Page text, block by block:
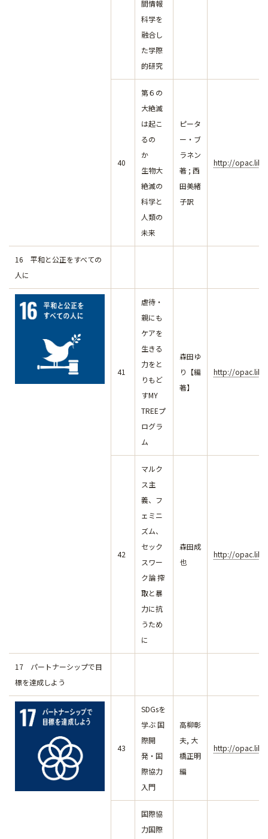
間情報
科学を
融合し
た学際
的研究
40
第６の
大絶滅
は起こ
るの
か
生物大
絶滅の
科学と
人類の
未来
ピータ
ー・ブ
ラネン
著 ; 西
田美緒
子訳
http://
16 平和と公正をすべての
人に
41
虐待・
親にも
ケアを
生きる
力をと
りもど
すMY
TREEプ
ログラ
ム
森田ゆ
り【編
著】
http://
42
マルク
ス主
義、フ
ェミニ
ズム、
セック
スワー
ク論 搾
取と暴
力に抗
うため
に
森田成
也
http://
17 パートナーシップで目
標を達成しよう
43
SDGsを
学ぶ 国
際開
発・国
際協力
入門
高柳彰
夫, 大
橋正明
編
http://
国際協
力国際